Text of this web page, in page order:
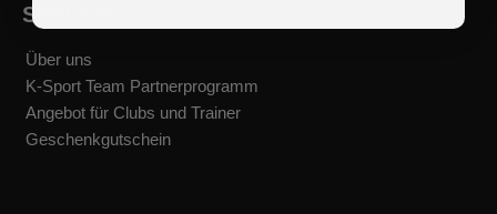
o
k
r
m
e
SERVICE
Über uns
K-Sport Team Partnerprogramm
Angebot für Clubs und Trainer
Geschenkgutschein